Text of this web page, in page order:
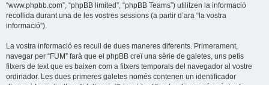
“www.phpbb.com”, “phpBB limited”, “phpBB Teams”) utilitzen la informació
recollida durant una de les vostres sessions (a partir d’ara “la vostra
informació”).
La vostra informació es recull de dues maneres diferents. Primerament,
navegar per “FUM” farà que el phpBB creï una sèrie de galetes, uns petis
fitxers de text que es baixen com a fitxers temporals del navegador al vostre
ordinador. Les dues primeres galetes només contenen un identificador